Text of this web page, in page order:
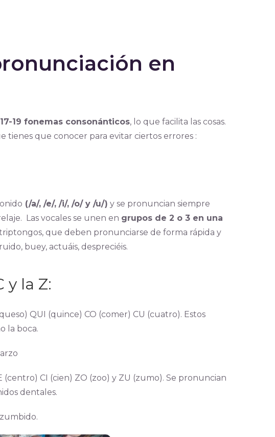
en
19 fonemas consonánticos, lo que facilita las cosas.
tienes que conocer para evitar ciertos errores :
(/a/, /e/, /i/, /o/ y /u/) y se pronuncian siempre
Las vocales se unen en grupos de 2 o 3 en una
que deben pronunciarse de forma rápida y
buey, actuáis, despreciéis.
y la Z:
QUI (quince) CO (comer) CU (cuatro). Estos
la boca.
(centro) CI (cien) ZO (zoo) y ZU (zumo). Se pronuncian
dentales.